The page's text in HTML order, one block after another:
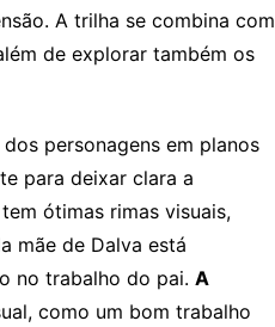
A trilha se combina com
de explorar também os
personagens em planos
para deixar clara a
ótimas rimas visuais,
mãe de Dalva está
no trabalho do pai. A
como um bom trabalho